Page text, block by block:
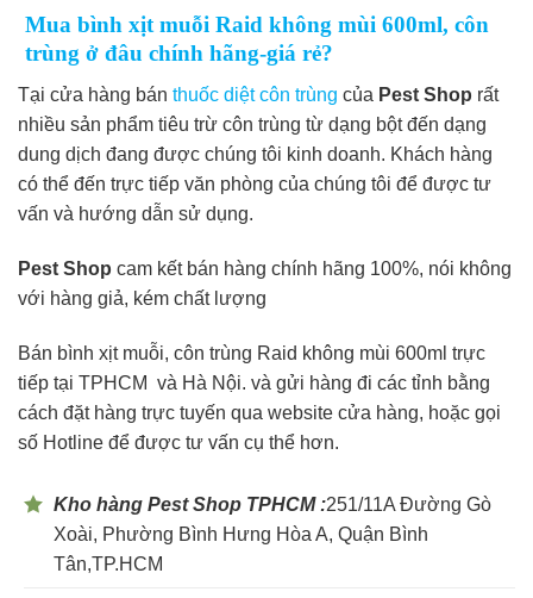
Mua bình xịt muỗi Raid không mùi 600ml, côn
trùng ở đâu chính hãng-giá rẻ?
Tại cửa hàng bán thuốc diệt côn trùng của Pest Shop rất
nhiều sản phẩm tiêu trừ côn trùng từ dạng bột đến dạng
dung dịch đang được chúng tôi kinh doanh. Khách hàng
có thể đến trực tiếp văn phòng của chúng tôi để được tư
vấn và hướng dẫn sử dụng.
Pest Shop cam kết bán hàng chính hãng 100%, nói không
với hàng giả, kém chất lượng
Bán bình xịt muỗi, côn trùng Raid không mùi 600ml trực
tiếp tại TPHCM và Hà Nội. và gửi hàng đi các tỉnh bằng
cách đặt hàng trực tuyến qua website cửa hàng, hoặc gọi
số Hotline để được tư vấn cụ thể hơn.
Kho hàng Pest Shop TPHCM :251/11A Đường Gò
Xoài, Phường Bình Hưng Hòa A, Quận Bình
Tân,TP.HCM